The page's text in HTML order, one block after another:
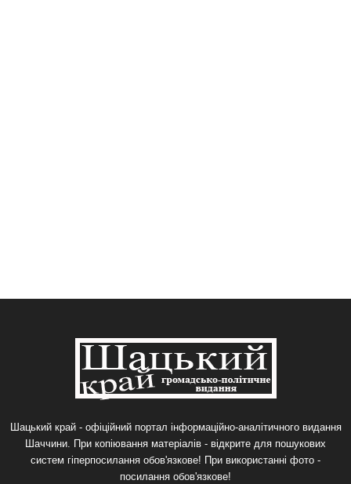
Шацький край - офіційний портал інформаційно-аналітичного видання
Шаччини. При копіювання матеріалів - відкрите для пошукових
систем гіперпосилання обов'язкове! При використанні фото -
посилання обов'язкове!